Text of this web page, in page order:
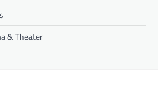
& Theater